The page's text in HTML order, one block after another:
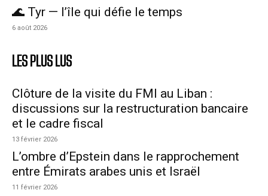
🌊 Tyr — l’île qui défie le temps
6 août 2026
LES PLUS LUS
Clôture de la visite du FMI au Liban :
discussions sur la restructuration bancaire
et le cadre fiscal
13 février 2026
L’ombre d’Epstein dans le rapprochement
entre Émirats arabes unis et Israël
11 février 2026